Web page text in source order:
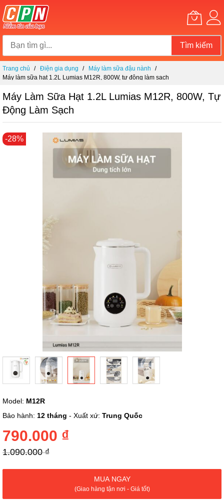
Tìm kiếm
Chuyển
đến
dung
Trang chủ Điện gia dụng
Máy làm sữa đậu nành
Máy làm sữa hạt 1.2L Lumias M12R, 800W, tự động làm sạch
Máy Làm Sữa Hạt 1.2L Lumias M12R, 800W, Tự
Động Làm Sạch
Chuyển
đến
đến
phần
của
thư
viện
ảnh
-28%
Model: M12R
Bảo hành: 12 tháng - Xuất xứ: Trung Quốc
790.000 ₫
1.090.000 ₫
MUA NGAY
(Giao hàng tận nơi - Giá tốt)